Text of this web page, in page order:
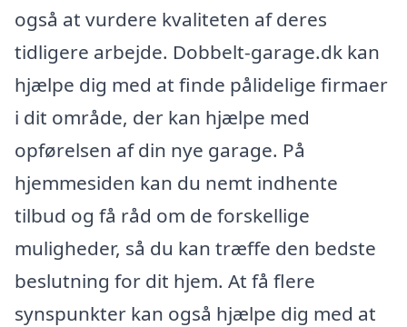
også at vurdere kvaliteten af deres
tidligere arbejde. Dobbelt-garage.dk kan
hjælpe dig med at finde pålidelige firmaer
i dit område, der kan hjælpe med
opførelsen af din nye garage. På
hjemmesiden kan du nemt indhente
tilbud og få råd om de forskellige
muligheder, så du kan træffe den bedste
beslutning for dit hjem. At få flere
synspunkter kan også hjælpe dig med at